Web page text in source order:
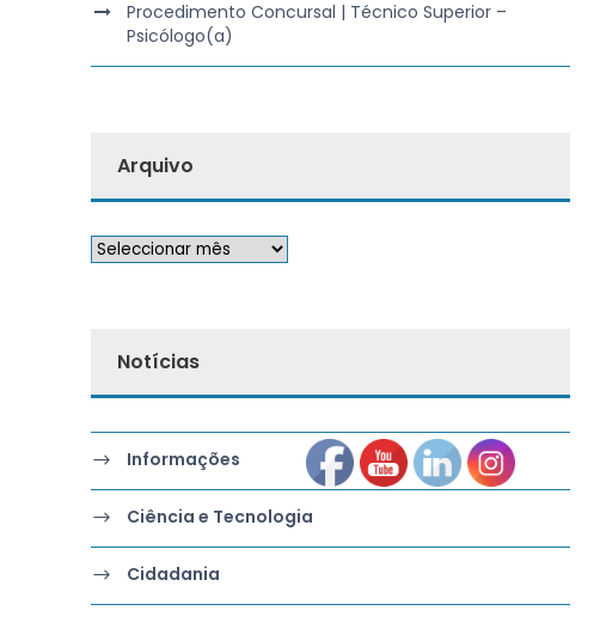
Procedimento Concursal | Técnico Superior –
Psicólogo(a)
Arquivo
Notícias
Informações
Ciência e Tecnologia
Cidadania